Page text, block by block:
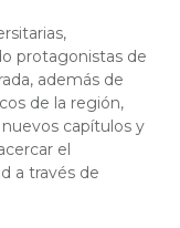
protagonistas de
además de
de la región,
capítulos y
el
a través de